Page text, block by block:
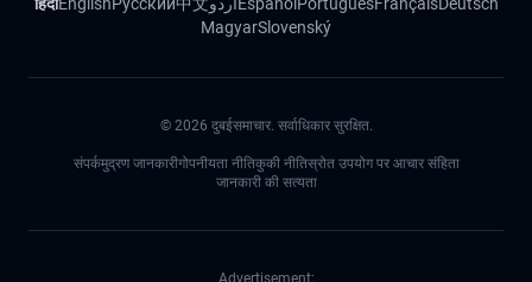
MagyarSlovenský
© 2026 दुबईसमाचार. सर्वाधिकार सुरक्षित.
संपर्कमुद्रण जानकारीगोपनीयता नीतिकुकी नीतिस्रोत उपयोग पर आचार संहिता
जानकारी की सत्यता
Advertisement: